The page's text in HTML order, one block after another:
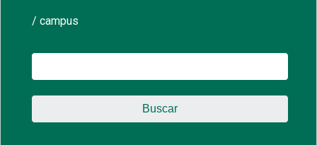
/ campus
Buscar: